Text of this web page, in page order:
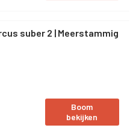
Boom
bekijken